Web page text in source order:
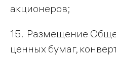
акционеров;
15. Размещение
ценных бумаг,